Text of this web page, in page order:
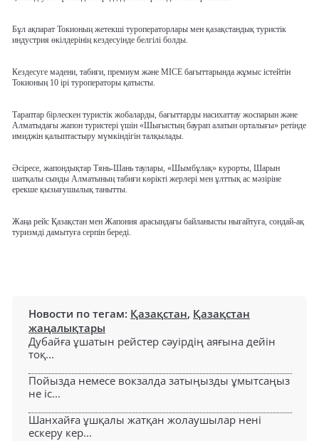
Бұл ақпарат Токионың жетекші туроператорлары мен қазақстандық туристік
индустрия өкілдерінің кездесуінде белгілі болды.
Кездесуге мәдени, табиғи, премиум және MICE бағыттарында жұмыс істейтін
Токионың 10 ірі туроператоры қатысты.
Тараптар бірлескен туристік жобаларды, бағыттарды насихаттау жоспарын және
Алматыдағы жапон туристері үшін «Шығыстың баурап алатын орталығы» ретінде
имиджін қалыптастыру мүмкіндігін талқылады.
Әсіресе, жапондықтар Тянь-Шань таулары, «Шымбұлақ» курорты, Шарын
шатқалы сынды Алматының табиғи көрікті жерлері мен ұлттық ас мәзіріне
ерекше қызығушылық танытты.
Жаңа рейс Қазақстан мен Жапония арасындағы байланысты нығайтуға, сондай-ақ
туризмді дамытуға серпін береді.
Новости по тегам: Қазақстан, Қазақстан
жаңалықтары
Дубайға ұшатын рейстер сәуірдің аяғына дейін
тоқ...
Пойызда немесе вокзалда затыңызды ұмытсаңыз
не іс...
Шанхайға ұшқалы жатқан жолаушылар нені
ескеру кер...